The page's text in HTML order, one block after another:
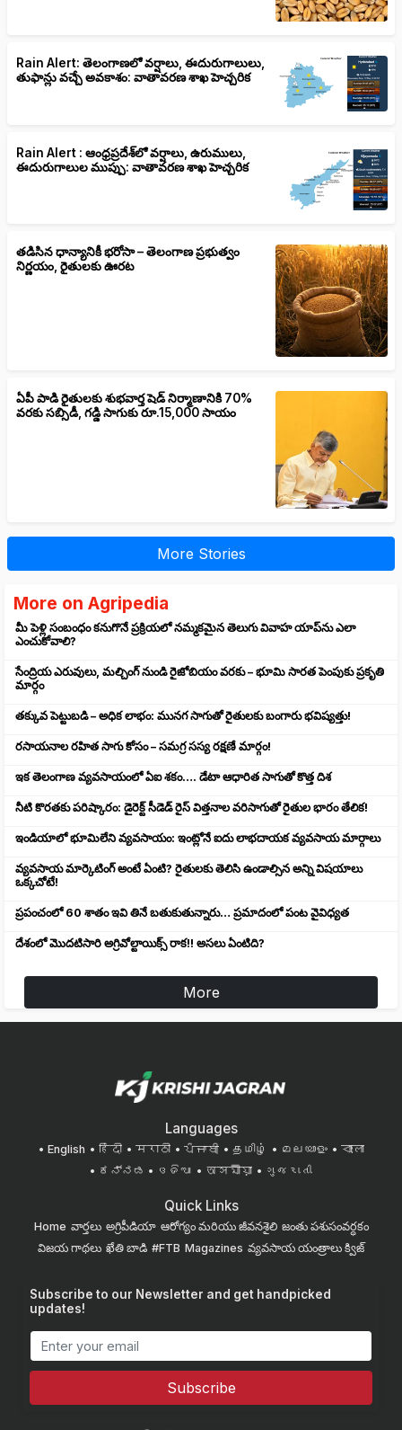
Rain Alert: తెలంగాణలో వర్షాలు, ఈదురుగాలులు,
తుఫాన్లు వచ్చే అవకాశం: వాతావరణ శాఖ హెచ్చరిక
Rain Alert : ఆంధ్రప్రదేశ్‌లో వర్షాలు, ఉరుములు,
ఈదురుగాలుల ముప్పు: వాతావరణ శాఖ హెచ్చరిక
తడిసిన ధాన్యానికీ భరోసా – తెలంగాణ ప్రభుత్వం
నిర్ణయం, రైతులకు ఊరట
ఏపీ పాడి రైతులకు శుభవార్త షెడ్ నిర్మాణానికి 70%
వరకు సబ్సిడీ, గడ్డి సాగుకు రూ.15,000 సాయం
More Stories
More on Agripedia
మీ పెళ్లి సంబంధం కనుగొనే ప్రక్రియలో నమ్మకమైన తెలుగు వివాహ యాప్‌ను ఎలా
ఎంచుకోవాలి?
సేంద్రియ ఎరువులు, మల్చింగ్ నుండి రైజోబియం వరకు – భూమి సారత పెంపుకు ప్రకృతి
మార్గం
తక్కువ పెట్టుబడి – అధిక లాభం: మునగ సాగుతో రైతులకు బంగారు భవిష్యత్తు!
రసాయనాల రహిత సాగు కోసం – సమగ్ర సస్య రక్షణే మార్గం!
ఇక తెలంగాణ వ్యవసాయంలో ఏఐ శకం…. డేటా ఆధారిత సాగుతో కొత్త దిశ
నీటి కొరతకు పరిష్కారం: డైరెక్ట్ సీడెడ్ రైస్ విత్తనాల వరిసాగుతో రైతుల భారం తేలిక!
ఇండియాలో భూమిలేని వ్యవసాయం: ఇంట్లోనే ఐదు లాభదాయక వ్యవసాయ మార్గాలు
వ్యవసాయ మార్కెటింగ్ అంటే ఏంటి? రైతులకు తెలిసి ఉండాల్సిన అన్ని విషయాలు
ఒక్కచోటే!
ప్రపంచంలో 60 శాతం ఇవి తినే బతుకుతున్నారు… ప్రమాదంలో పంట వైవిధ్యత
దేశంలో మొదటిసారి అగ్రివోల్టాయిక్స్ రాక!! అసలు ఏంటిది?
More
Languages
English हिंदी मराठी ਪੰਜਾਬੀ தமிழ் മലയാളം
বাংলা
ಕನ್ನಡ
ଓଡିଆ অসমীয়া ગુજરાતી
Quick Links
Home వార్తలు అగ్రిపీడియా ఆరోగ్యం మరియు జీవనశైలి జంతు పశుసంవర్ధకం
విజయ గాథలు ఖేతి బాడి #FTB Magazines వ్యవసాయ యంత్రాలు క్విజ్
Subscribe to our Newsletter and get handpicked
updates!
Subscribe